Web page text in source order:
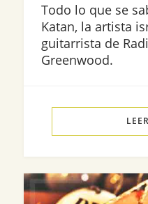
Todo lo que se
Katan, la artista
guitarrista de
Greenwood.